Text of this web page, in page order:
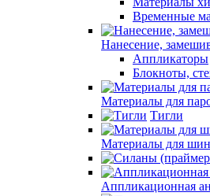
Временные
Нанесение,
Аппликаторы
Блокноты,
Материалы для
Тигли
Материалы для
Аппликационная